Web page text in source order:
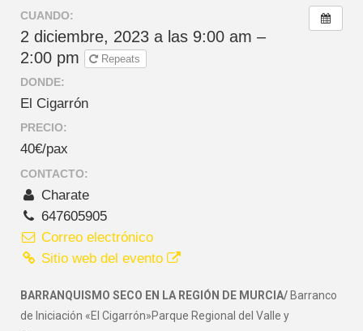
CUANDO:
2 diciembre, 2023 a las 9:00 am –
2:00 pm
Repeats
DONDE:
El Cigarrón
PRECIO:
40€/pax
CONTACTO:
Charate
647605905
Correo electrónico
Sitio web del evento
BARRANQUISMO SECO EN LA REGIÓN DE MURCIA/Barranco
de Iniciación «El Cigarrón»Parque Regional del Valle y